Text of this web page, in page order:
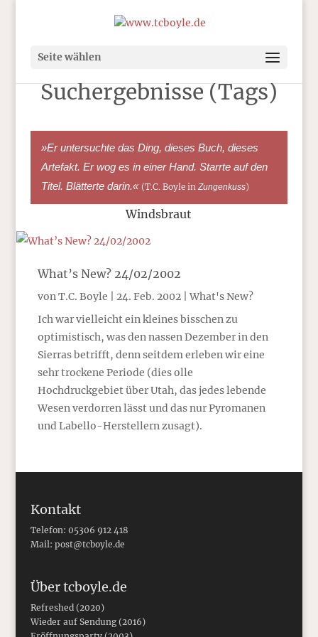
Seite wählen
Suchergebnisse (Tags)
»Er untersuchte das Ding, dieses Buch, dieses
Artefakt. Er wog es in einer Hand. Starrte auf den
Titel. Blätterte darin.« (T.C. Boyle in Zungenkuss)
Windsbraut
What’s New? 24/02/2002
vonT.C. Boyle 24. Feb. 2002|What's New?
Ich war vielleicht ein kleines bisschen zu
optimistisch, was den nassen Dezember in den
Sierras betrifft, denn seitdem erleben wir eine
sehr trockene Periode (dies olle
Hochdruckgebiet über Utah, das jedes lebende
Wesen verdorren lässt und das nur Pyromanen
und Labello-Herstellern zusagt).
Kontakt
Telefon: 05306 912 418
Mail: post@tcboyle.de
Über tcboyle.de
Refreshed (2020)
Wieder auf Sendung (2016)